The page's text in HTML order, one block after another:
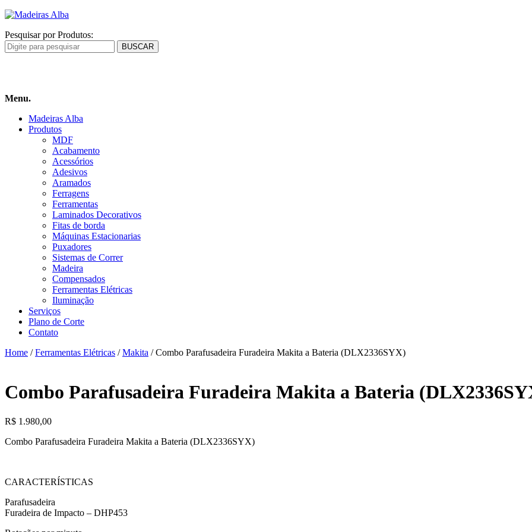
Pesquisar por Produtos:
Menu.
Madeiras Alba
Produtos
MDF
Acabamento
Acessórios
Adesivos
Aramados
Ferragens
Ferramentas
Laminados Decorativos
Fitas de borda
Máquinas Estacionarias
Puxadores
Sistemas de Correr
Madeira
Compensados
Ferramentas Elétricas
Iluminação
Serviços
Plano de Corte
Contato
Home /Ferramentas Elétricas /Makita / Combo Parafusadeira Furadeira Makita a Bateria (DLX2336SYX)
Combo Parafusadeira Furadeira Makita a Bateria
R$ 1.980,00
Combo Parafusadeira Furadeira Makita a Bateria (DLX2336SYX)
CARACTERÍSTICAS
Parafusadeira
Furadeira de Impacto – DHP453